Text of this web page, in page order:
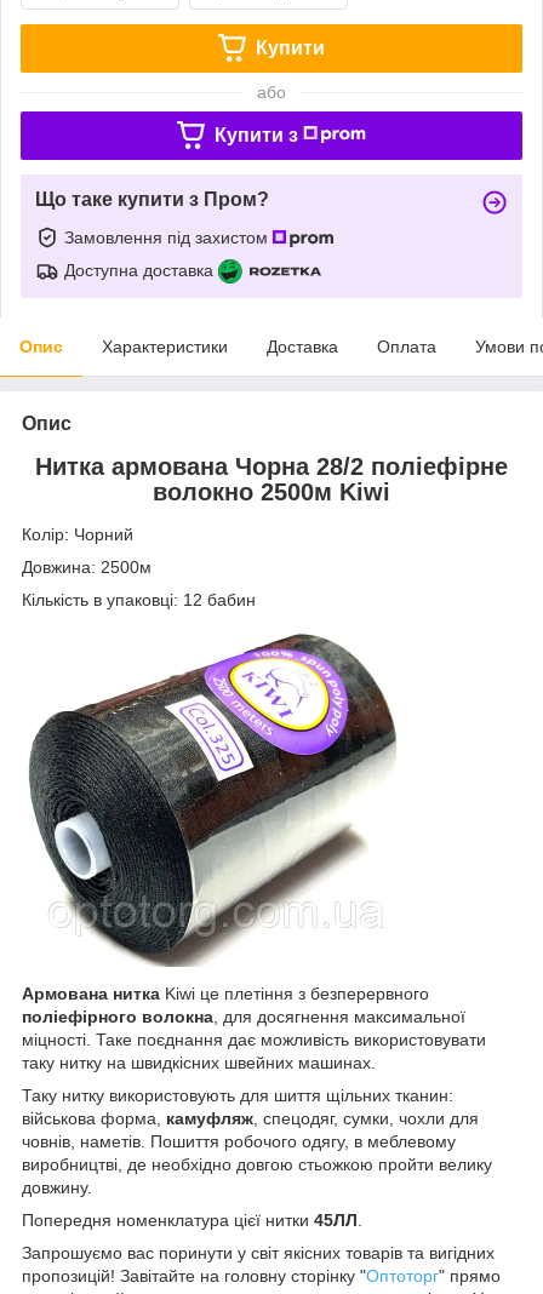
Купити
або
Купити з
Що таке купити з Пром?
Замовлення під захистом
Доступна доставка
Опис Характеристики Доставка Оплата Умови
Опис
Нитка армована Чорна 28/2 поліефірне
волокно 2500м Kiwi
Колір: Чорний
Довжина: 2500м
Кількість в упаковці: 12 бабин
Армована нитка Kiwi це плетіння з безперервного
поліефірного волокна, для досягнення максимальної
міцності. Таке поєднання дає можливість використовувати
таку нитку на швидкісних швейних машинах.
Таку нитку використовують для шиття щільних тканин:
військова форма, камуфляж, спецодяг, сумки, чохли для
човнів, наметів. Пошиття робочого одягу, в меблевому
виробництві, де необхідно довгою стьожкою пройти велику
довжину.
Попередня номенклатура цієї нитки 45ЛЛ.
Запрошуємо вас поринути у світ якісних товарів та вигідних
пропозицій! Завітайте на головну сторінку "Оптоторг" прямо